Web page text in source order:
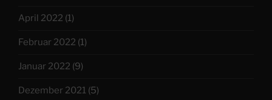
April 2022 (1)
Februar 2022 (1)
Januar 2022 (9)
Dezember 2021 (5)